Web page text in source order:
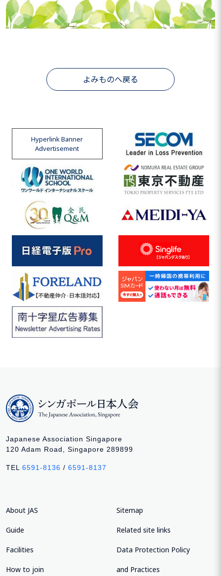
よみものへ戻る
Hyperlink Banner
Advertisement
Japanese Association Singapore
120 Adam Road, Singapore 289899
TEL 6591-8136 / 6591-8137
About JAS
Guide
Facilities
How to join
Sitemap
Related site links
Data Protection Policy
and Practices